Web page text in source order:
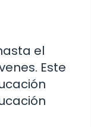
el
Este